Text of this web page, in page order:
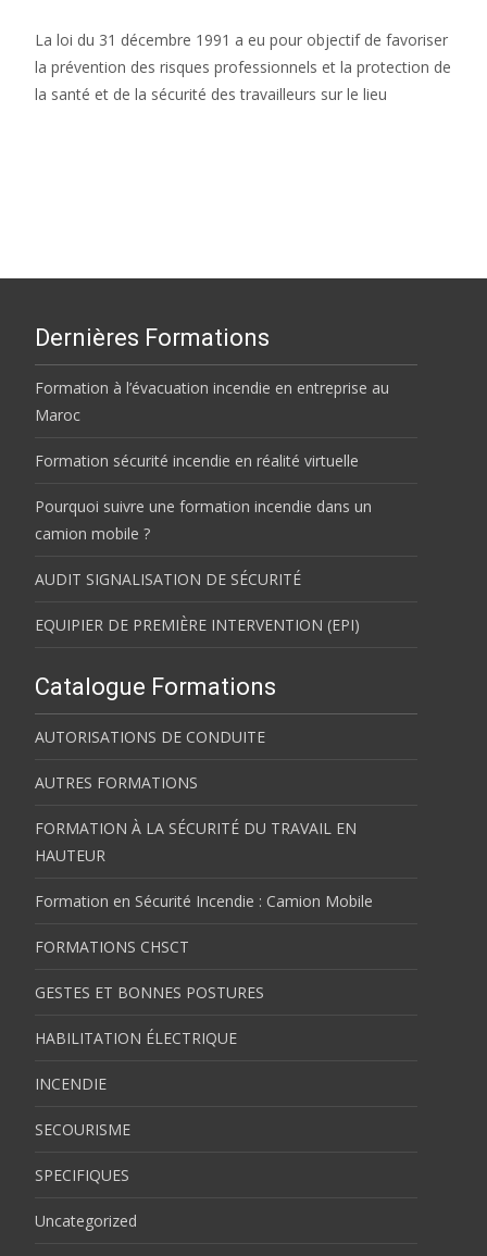
La loi du 31 décembre 1991 a eu pour objectif de favoriser
la prévention des risques professionnels et la protection de
la santé et de la sécurité des travailleurs sur le lieu
Dernières Formations
Formation à l’évacuation incendie en entreprise au
Maroc
Formation sécurité incendie en réalité virtuelle
Pourquoi suivre une formation incendie dans un
camion mobile ?
AUDIT SIGNALISATION DE SÉCURITÉ
EQUIPIER DE PREMIÈRE INTERVENTION (EPI)
Catalogue Formations
AUTORISATIONS DE CONDUITE
AUTRES FORMATIONS
FORMATION À LA SÉCURITÉ DU TRAVAIL EN
HAUTEUR
Formation en Sécurité Incendie : Camion Mobile
FORMATIONS CHSCT
GESTES ET BONNES POSTURES
HABILITATION ÉLECTRIQUE
INCENDIE
SECOURISME
SPECIFIQUES
Uncategorized